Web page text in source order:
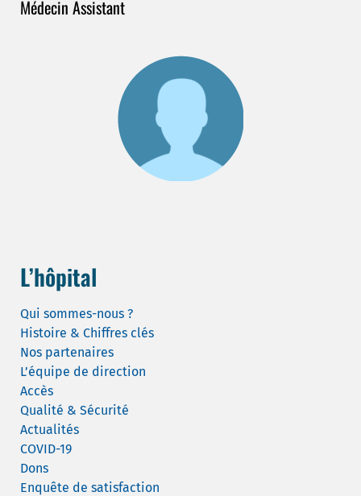
Médecin Assistant
L’hôpital
Qui sommes-nous ?
Histoire & Chiffres clés
Nos partenaires
L’équipe de direction
Accès
Qualité & Sécurité
Actualités
COVID-19
Dons
Enquête de satisfaction